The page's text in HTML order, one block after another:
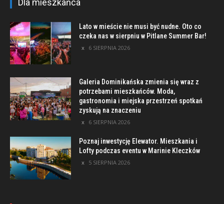
Dla mieszkańca
Lato w mieście nie musi być nudne. Oto co
czeka nas w sierpniu w Pitlane Summer Bar!
6 SIERPNIA 2026
Galeria Dominikańska zmienia się wraz z
potrzebami mieszkańców. Moda,
gastronomia i miejska przestrzeń spotkań
zyskują na znaczeniu
6 SIERPNIA 2026
Poznaj inwestycję Elewator. Mieszkania i
Lofty podczas eventu w Marinie Kleczków
5 SIERPNIA 2026